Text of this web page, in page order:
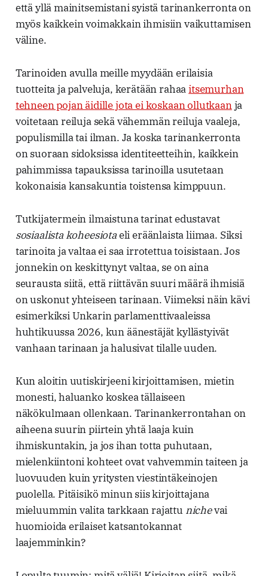
että yllä mainitsemistani syistä tarinankerronta on
myös kaikkein voimakkain ihmisiin vaikuttamisen
väline.
Tarinoiden avulla meille myydään erilaisia
tuotteita ja palveluja, kerätään rahaaitsemurhan
tehneen pojan äidille jota ei koskaan ollutkaanja
voitetaan reiluja sekä vähemmän reiluja vaaleja,
populismilla tai ilman. Ja koska tarinankerronta
on suoraan sidoksissa identiteetteihin, kaikkein
pahimmissa tapauksissa tarinoilla usutetaan
kokonaisia kansakuntia toistensa kimppuun.
Tutkijatermein ilmaistuna tarinat edustavat
sosiaalista koheesiotaeli eräänlaista liimaa. Siksi
tarinoita ja valtaa ei saa irrotettua toisistaan. Jos
jonnekin on keskittynyt valtaa, se on aina
seurausta siitä, että riittävän suuri määrä ihmisiä
on uskonut yhteiseen tarinaan. Viimeksi näin kävi
esimerkiksi Unkarin parlamenttivaaleissa
huhtikuussa 2026, kun äänestäjät kyllästyivät
vanhaan tarinaan ja halusivat tilalle uuden.
Kun aloitin uutiskirjeeni kirjoittamisen, mietin
monesti, haluanko koskea tällaiseen
näkökulmaan ollenkaan. Tarinankerrontahan on
aiheena suurin piirtein yhtä laaja kuin
ihmiskuntakin, ja jos ihan totta puhutaan,
mielenkiintoni kohteet ovat vahvemmin taiteen ja
luovuuden kuin yritysten viestintäkeinojen
puolella. Pitäisikö minun siis kirjoittajana
mieluummin valita tarkkaan rajattu nichevai
huomioida erilaiset katsantokannat
laajemminkin?